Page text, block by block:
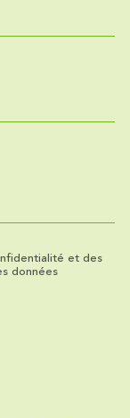
et des
données